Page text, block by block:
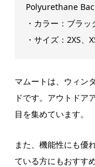
Polyurethane
・カラー：ブラ
・サイズ：2XS、
マムートは、ウィン
ドです。アウトドア
目を集めています。
また、機能性にも優
ている方にもおすす